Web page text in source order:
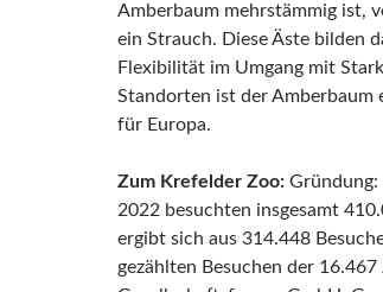
Amberbaum mehrstämmig ist,
ein Strauch. Diese Äste bilden
Flexibilität im Umgang mit
Standorten ist der Amberbaum
für Europa.
Zum Krefelder Zoo: Gründung:
2022 besuchten insgesamt
ergibt sich aus 314.448
gezählten Besuchen der